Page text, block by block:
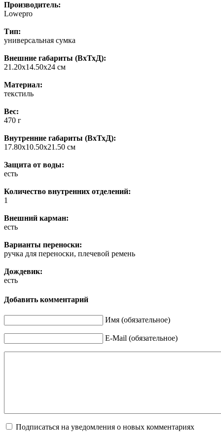
Производитель:
Lowepro
Тип:
универсальная сумка
Внешние габариты (ВхТхД):
21.20х14.50х24 см
Материал:
текстиль
Вес:
470 г
Внутренние габариты (ВхТхД):
17.80х10.50х21.50 см
Защита от воды:
есть
Количество внутренних отделений:
1
Внешний карман:
есть
Варианты переноски:
ручка для переноски, плечевой ремень
Дождевик:
есть
Добавить комментарий
Имя (обязательное)
E-Mail (обязательное)
Подписаться на уведомления о новых комментариях